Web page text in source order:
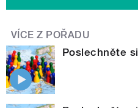
VÍCE Z POŘADU
Poslechněte